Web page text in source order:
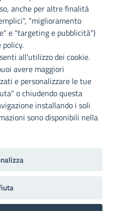
a rendere il proprio sito
D.lgs. 10 agosto 2018, n°106
Privacy RPD
anche per altre finalità
"miglioramento
e "targeting e pubblicità")
all'utilizzo dei cookie.
avere maggiori
e personalizzare le tue
o chiudendo questa
installando i soli
sono disponibili nella